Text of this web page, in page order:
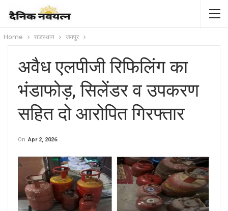
Home राजस्थान जयपुर
अवैध एलपीजी रिफिलिंग का
भंडाफोड़, सिलेंडर व उपकरण
सहित दो आरोपित गिरफ्तार
On Apr 2, 2026